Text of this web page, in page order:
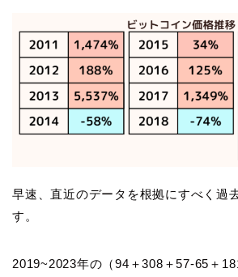
早速、直近のデータを根拠にすべく過
す。
2019~2023年の（94＋308＋57-65＋